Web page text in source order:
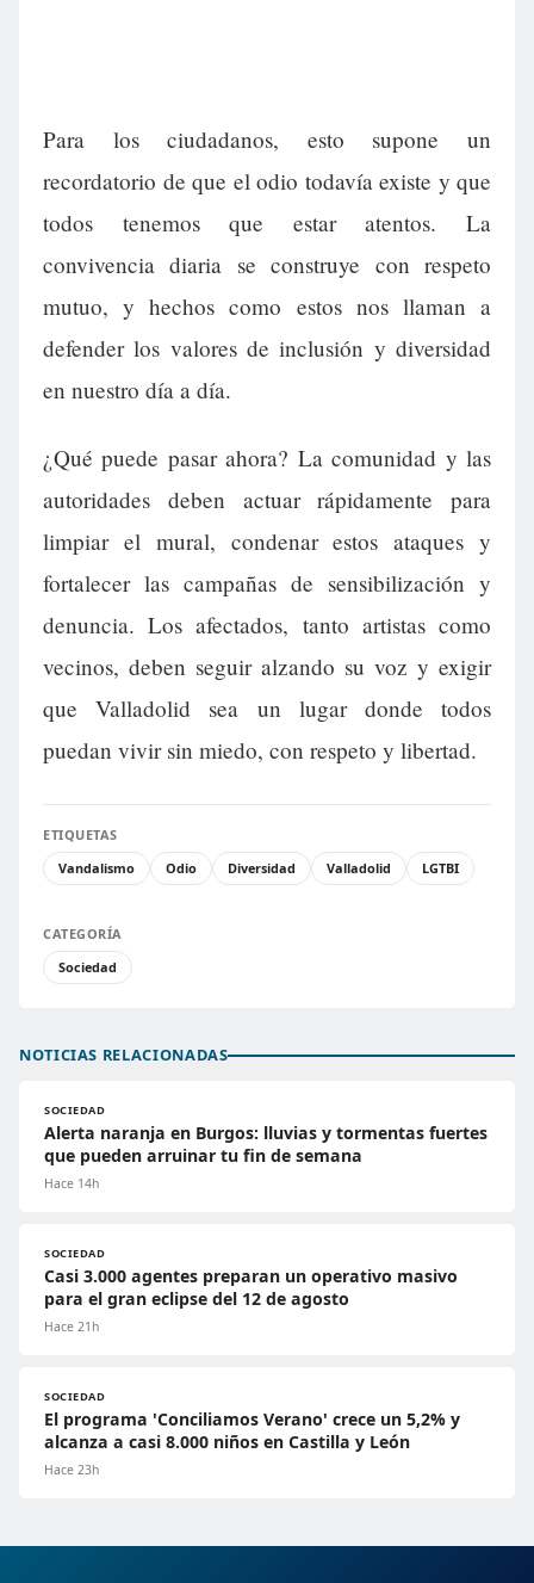
Para los ciudadanos, esto supone un
recordatorio de que el odio todavía existe y que
todos tenemos que estar atentos. La
convivencia diaria se construye con respeto
mutuo, y hechos como estos nos llaman a
defender los valores de inclusión y diversidad
en nuestro día a día.
¿Qué puede pasar ahora? La comunidad y las
autoridades deben actuar rápidamente para
limpiar el mural, condenar estos ataques y
fortalecer las campañas de sensibilización y
denuncia. Los afectados, tanto artistas como
vecinos, deben seguir alzando su voz y exigir
que Valladolid sea un lugar donde todos
puedan vivir sin miedo, con respeto y libertad.
ETIQUETAS
Vandalismo
Odio Diversidad Valladolid LGTBI
CATEGORÍA
Sociedad
NOTICIAS RELACIONADAS
SOCIEDAD
Alerta naranja en Burgos: lluvias y tormentas fuertes
que pueden arruinar tu fin de semana
Hace 14h
SOCIEDAD
Casi 3.000 agentes preparan un operativo masivo
para el gran eclipse del 12 de agosto
Hace 21h
SOCIEDAD
El programa 'Conciliamos Verano' crece un 5,2% y
alcanza a casi 8.000 niños en Castilla y León
Hace 23h